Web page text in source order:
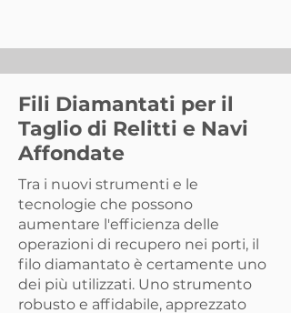
Fili Diamantati per il
Taglio di Relitti e Navi
Affondate
Tra i nuovi strumenti e le
tecnologie che possono
aumentare l'efficienza delle
operazioni di recupero nei porti, il
filo diamantato è certamente uno
dei più utilizzati. Uno strumento
robusto e affidabile, apprezzato